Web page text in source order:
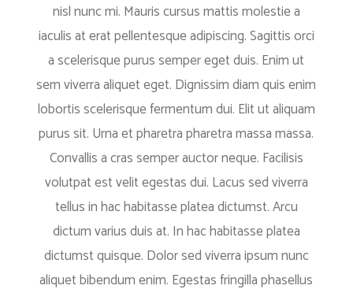
nisl nunc mi. Mauris cursus mattis molestie a
iaculis at erat pellentesque adipiscing. Sagittis orci
a scelerisque purus semper eget duis. Enim ut
sem viverra aliquet eget. Dignissim diam quis enim
lobortis scelerisque fermentum dui. Elit ut aliquam
purus sit. Urna et pharetra pharetra massa massa.
Convallis a cras semper auctor neque. Facilisis
volutpat est velit egestas dui. Lacus sed viverra
tellus in hac habitasse platea dictumst. Arcu
dictum varius duis at. In hac habitasse platea
dictumst quisque. Dolor sed viverra ipsum nunc
aliquet bibendum enim. Egestas fringilla phasellus